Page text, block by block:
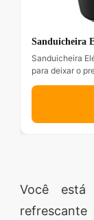
Sanduicheira
Sanduicheira
para deixar o
Você está